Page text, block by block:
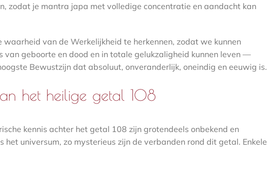
zodat je mantra japa met volledige concentratie en aandacht kan
waarheid van de Werkelijkheid te herkennen, zodat we kunnen
van geboorte en dood en in totale gelukzaligheid kunnen leven —
Bewustzijn dat absoluut, onveranderlijk, oneindig en eeuwig is.
het heilige getal 108
kennis achter het getal 108 zijn grotendeels onbekend en
het universum, zo mysterieus zijn de verbanden rond dit getal. Enkele